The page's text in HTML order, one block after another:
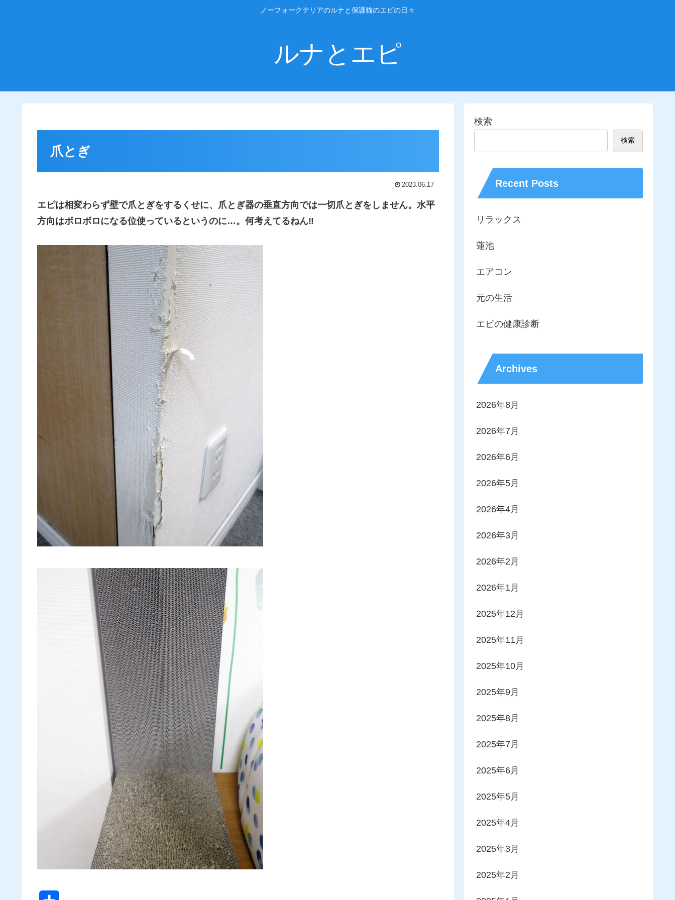
ノーフォークテリアのルナと保護猫のエピの日々
ルナとエピ
爪とぎ
2023.06.17
エピは相変わらず壁で爪とぎをするくせに、爪とぎ器の垂直方向では一切爪とぎをしません。水平
方向はボロボロになる位使っているというのに…。何考えてるねん‼
検索
検索
Recent Posts
リラックス
蓮池
エアコン
元の生活
エピの健康診断
Archives
2026年8月
2026年7月
2026年6月
2026年5月
2026年4月
2026年3月
2026年2月
2026年1月
2025年12月
2025年11月
2025年10月
2025年9月
2025年8月
2025年7月
2025年6月
2025年5月
2025年4月
2025年3月
2025年2月